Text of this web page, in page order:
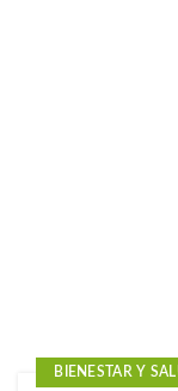
BIENESTAR Y